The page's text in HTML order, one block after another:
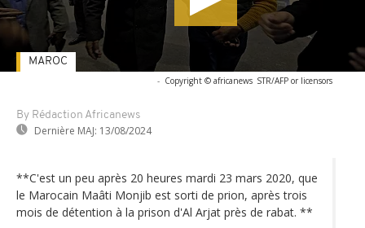
- Copyright © africanews STR/AFP or licensors
By Rédaction Africanews
Dernière MAJ: 13/08/2024
MAROC
**C'est un peu après 20 heures mardi 23 mars 2020, que
le Marocain Maâti Monjib est sorti de prion, après trois
mois de détention à la prison d'Al Arjat près de rabat. **